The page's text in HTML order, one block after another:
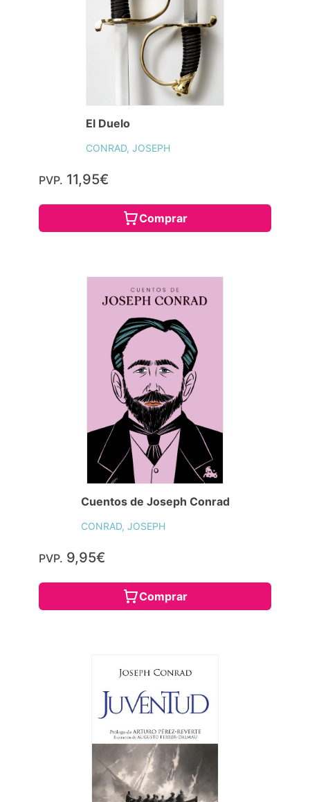
El Duelo
CONRAD, JOSEPH
PVP. 11,95€
Comprar
Cuentos de Joseph Conrad
CONRAD, JOSEPH
PVP. 9,95€
Comprar